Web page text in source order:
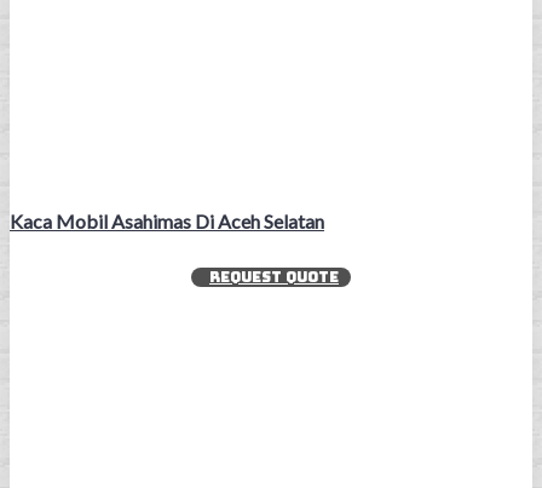
Kaca Mobil Asahimas Di Aceh Selatan
REQUEST QUOTE